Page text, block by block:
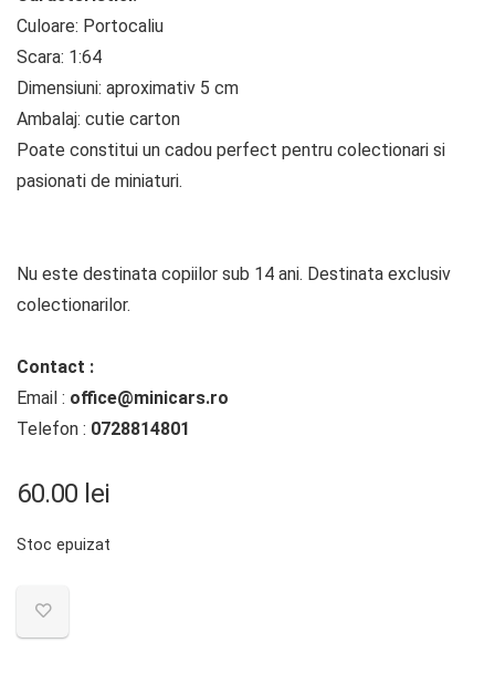
Culoare: Portocaliu
Scara: 1:64
Dimensiuni: aproximativ 5 cm
Ambalaj: cutie carton
Poate constitui un cadou perfect pentru colectionari si
pasionati de miniaturi.
Nu este destinata copiilor sub 14 ani. Destinata exclusiv
colectionarilor.
Contact :
Email : office@minicars.ro
Telefon : 0728814801
60.00 lei
Stoc epuizat